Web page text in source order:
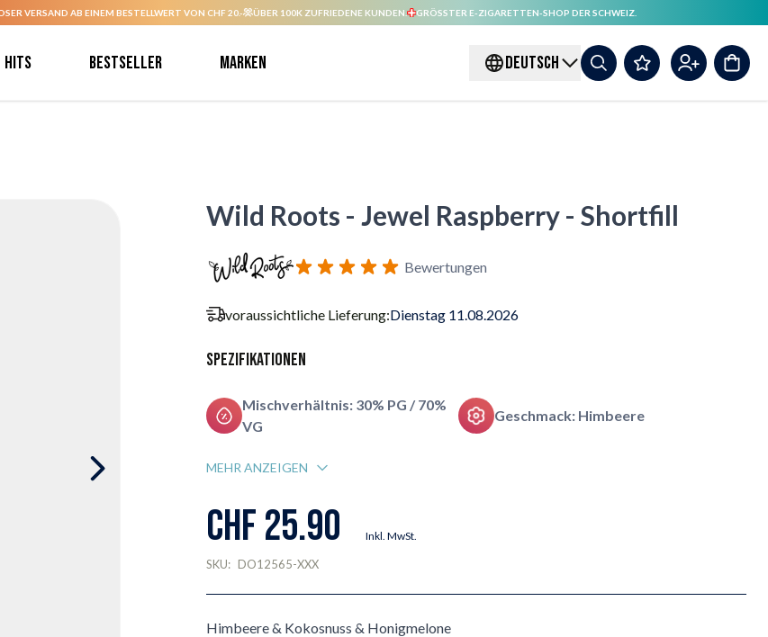
VERSAND AB EINEM BESTELLWERT VON CHF 20.- ÜBER 100K ZUFRIEDENE KUNDEN. GRÖSSTER E-ZIGARETTEN-SHOP DER SCHWEIZ.
Hits Bestseller Marken DEUTSCH
Wild Roots - Jewel Raspberry - Shortfill
Bewertungen
voraussichtliche Lieferung:Dienstag 11.08.2026
Spezifikationen
Mischverhältnis: 30% PG / 70%
VG
Geschmack: Himbeere
MEHR ANZEIGEN
CHF 25.90 Inkl. MwSt.
SKU: DO12565-XXX
Himbeere & Kokosnuss & Honigmelone